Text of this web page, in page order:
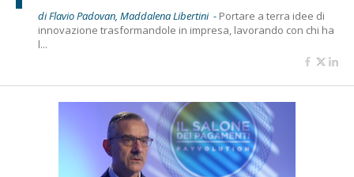
di Flavio Padovan, Maddalena Libertini - Portare a terra idee di
innovazione trasformandole in impresa, lavorando con chi ha
l...